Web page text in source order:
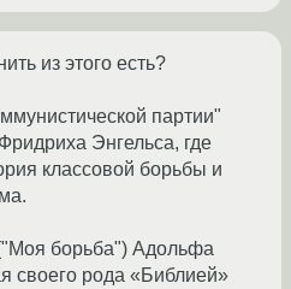
из этого есть?
партии"
Энгельса, где
классовой борьбы и
борьба") Адольфа
своего рода «Библией»